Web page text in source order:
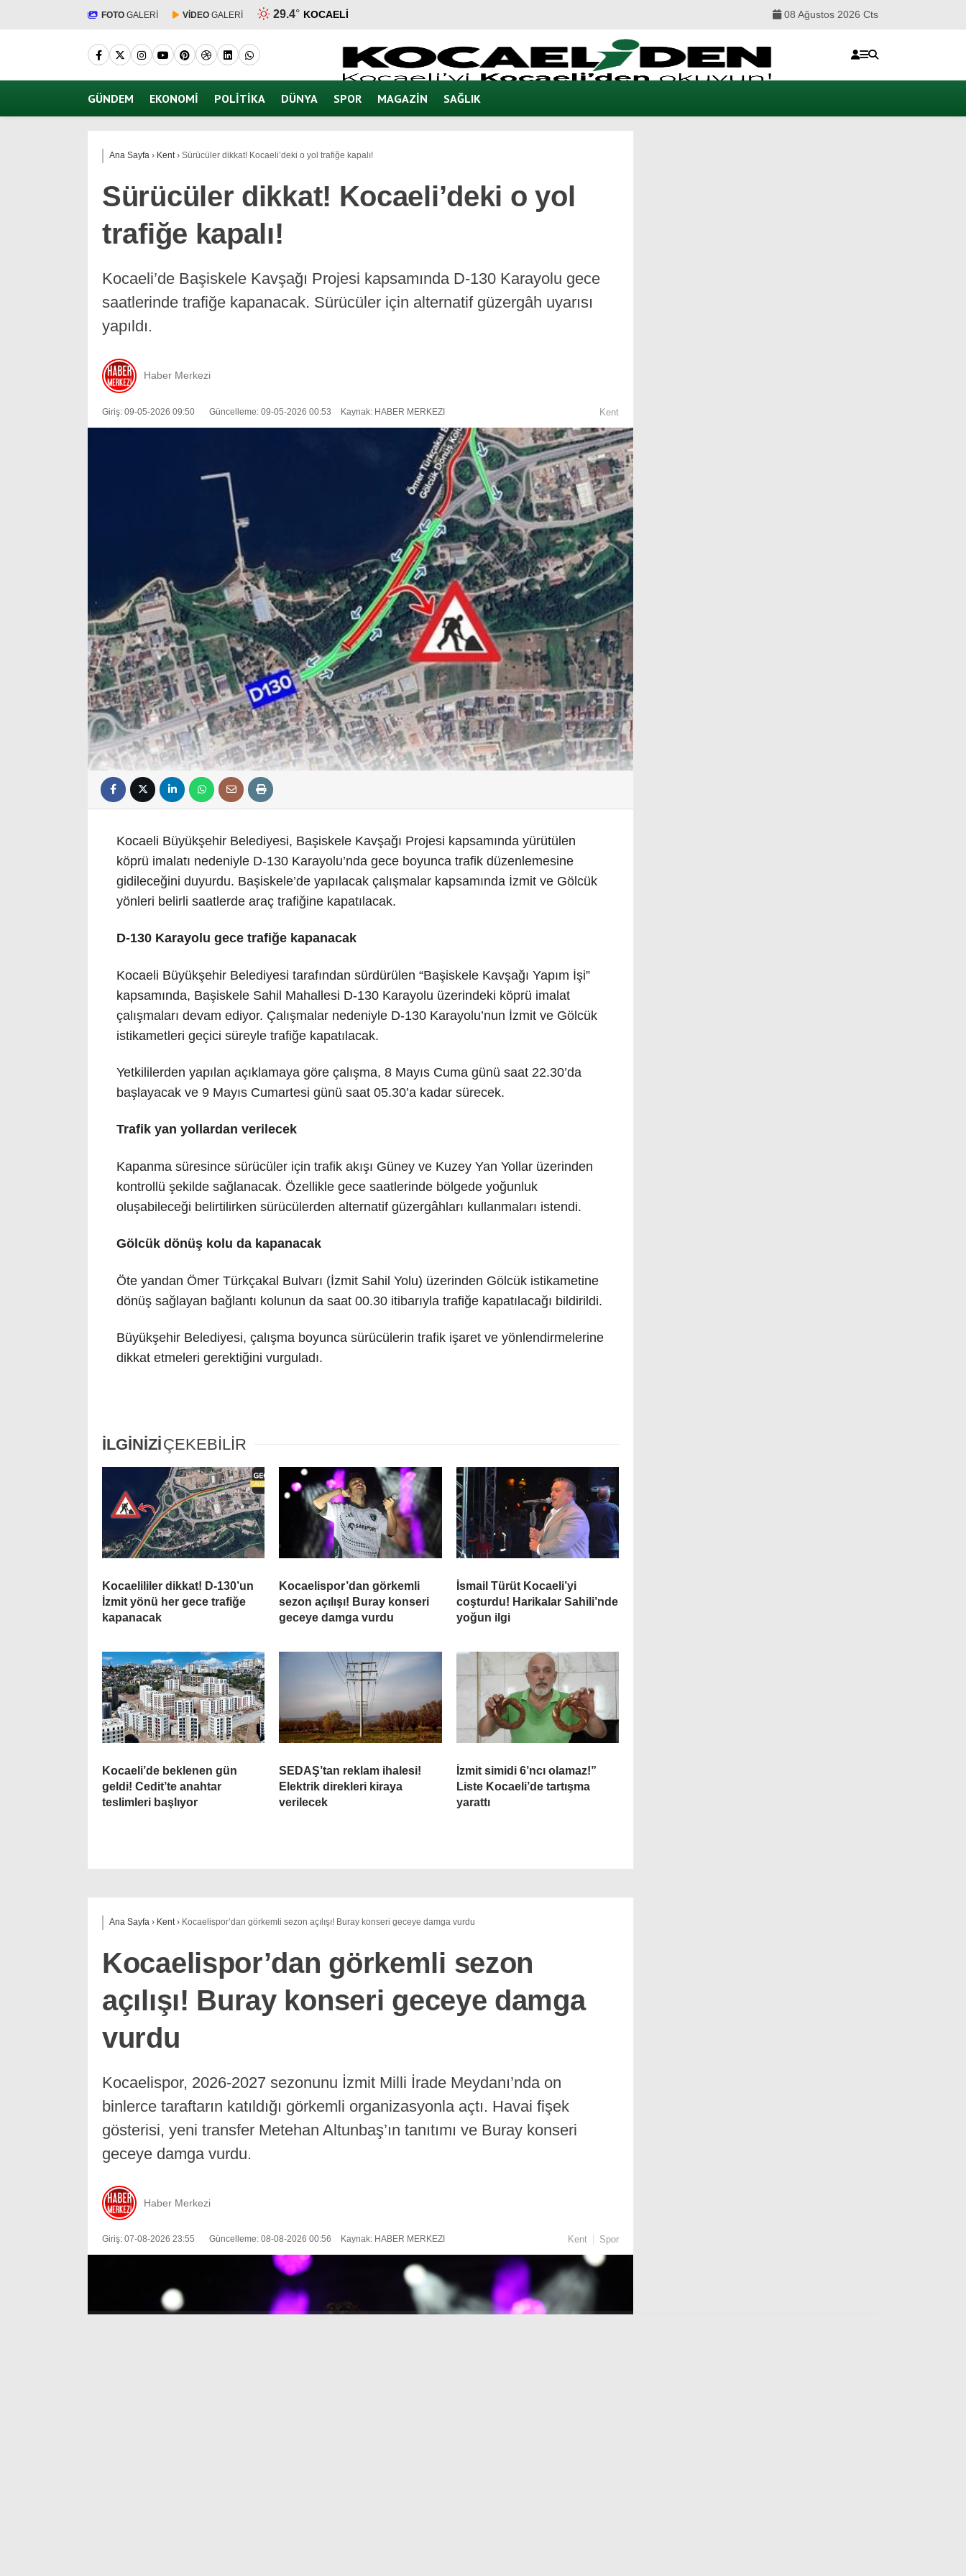
FOTO GALERİ VİDEO GALERİ 29.4° KOCAELI 08 Ağustos 2026 Cts
GÜNDEM EKONOMI POLITIKA DÜNYA SPOR MAGAZIN SAĞLIK
Ana Sayfa › Kent› Sürücüler dikkat! Kocaeli’deki o yol trafiğe kapalı!
Sürücüler dikkat! Kocaeli’deki o yol
trafiğe kapalı!
Kocaeli’de Başiskele Kavşağı Projesi kapsamında D-130 Karayolu gece
saatlerinde trafiğe kapanacak. Sürücüler için alternatif güzergâh uyarısı
yapıldı.
Haber Merkezi
Giriş: 09-05-2026 09:50 Güncelleme: 09-05-2026 00:53 Kaynak: HABER MERKEZI Kent
Kocaeli Büyükşehir Belediyesi, Başiskele Kavşağı Projesi kapsamında yürütülen
köprü imalatı nedeniyle D-130 Karayolu’nda gece boyunca trafik düzenlemesine
gidileceğini duyurdu. Başiskele’de yapılacak çalışmalar kapsamında İzmit ve Gölcük
yönleri belirli saatlerde araç trafiğine kapatılacak.
D-130 Karayolu gece trafiğe kapanacak
Kocaeli Büyükşehir Belediyesi tarafından sürdürülen “Başiskele Kavşağı Yapım İşi”
kapsamında, Başiskele Sahil Mahallesi D-130 Karayolu üzerindeki köprü imalat
çalışmaları devam ediyor. Çalışmalar nedeniyle D-130 Karayolu’nun İzmit ve Gölcük
istikametleri geçici süreyle trafiğe kapatılacak.
Yetkililerden yapılan açıklamaya göre çalışma, 8 Mayıs Cuma günü saat 22.30’da
başlayacak ve 9 Mayıs Cumartesi günü saat 05.30’a kadar sürecek.
Trafik yan yollardan verilecek
Kapanma süresince sürücüler için trafik akışı Güney ve Kuzey Yan Yollar üzerinden
kontrollü şekilde sağlanacak. Özellikle gece saatlerinde bölgede yoğunluk
oluşabileceği belirtilirken sürücülerden alternatif güzergâhları kullanmaları istendi.
Gölcük dönüş kolu da kapanacak
Öte yandan Ömer Türkçakal Bulvarı (İzmit Sahil Yolu) üzerinden Gölcük istikametine
dönüş sağlayan bağlantı kolunun da saat 00.30 itibarıyla trafiğe kapatılacağı bildirildi.
Büyükşehir Belediyesi, çalışma boyunca sürücülerin trafik işaret ve yönlendirmelerine
dikkat etmeleri gerektiğini vurguladı.
İLGİNİZİÇEKEBİLİR
Kocaelililer dikkat! D-130’un
İzmit yönü her gece trafiğe
kapanacak
Kocaelispor’dan görkemli
sezon açılışı! Buray konseri
geceye damga vurdu
İsmail Türüt Kocaeli’yi
coşturdu! Harikalar Sahili’nde
yoğun ilgi
Kocaeli’de beklenen gün
geldi! Cedit’te anahtar
teslimleri başlıyor
SEDAŞ’tan reklam ihalesi!
Elektrik direkleri kiraya
verilecek
İzmit simidi 6’ncı olamaz!”
Liste Kocaeli’de tartışma
yarattı
Ana Sayfa › Kent › Kocaelispor’dan görkemli sezon açılışı! Buray konseri geceye damga vurdu
Kocaelispor’dan görkemli sezon
açılışı! Buray konseri geceye damga
vurdu
Kocaelispor, 2026-2027 sezonunu İzmit Milli İrade Meydanı’nda on
binlerce taraftarın katıldığı görkemli organizasyonla açtı. Havai fişek
gösterisi, yeni transfer Metehan Altunbaş’ın tanıtımı ve Buray konseri
geceye damga vurdu.
Haber Merkezi
Giriş: 07-08-2026 23:55 Güncelleme: 08-08-2026 00:56 Kaynak: HABER MERKEZI Kent Spor